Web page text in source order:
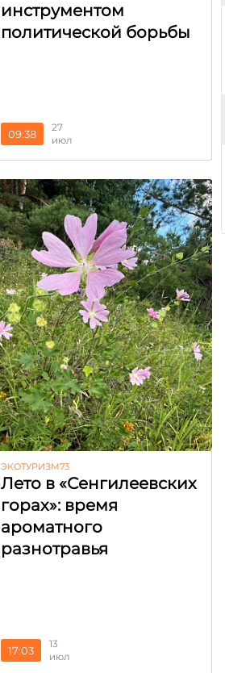
инструментом
политической борьбы
09:38
27
июл
ЭКОТУРИЗМ73
Лето в «Сенгилеевских
горах»: время
ароматного
разнотравья
17:03
13
июл